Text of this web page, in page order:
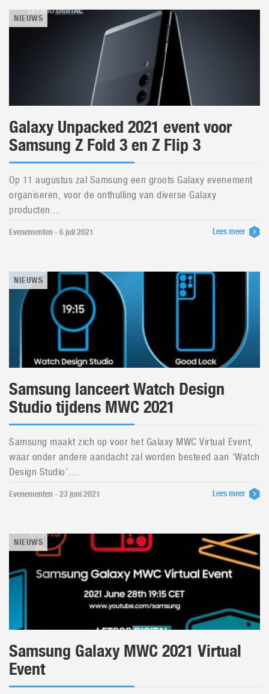
NIEUWS
Galaxy Unpacked 2021 event voor
Samsung Z Fold 3 en Z Flip 3
Op 11 augustus zal Samsung een groots Galaxy evenement
organiseren, voor de onthulling van diverse Galaxy
producten....
Evenementen - 6 juli 2021 Lees meer
NIEUWS
Samsung lanceert Watch Design
Studio tijdens MWC 2021
Samsung maakt zich op voor het Galaxy MWC Virtual Event,
waar onder andere aandacht zal worden besteed aan ‘Watch
Design Studio’....
Evenementen - 23 juni 2021 Lees meer
NIEUWS
Samsung Galaxy MWC 2021 Virtual
Event